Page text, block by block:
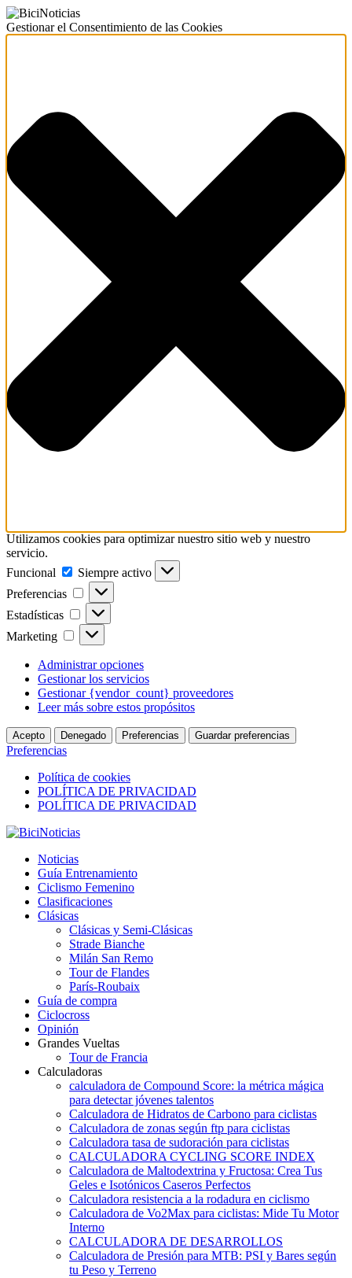
Gestionar el Consentimiento de las Cookies
Utilizamos cookies para optimizar nuestro sitio web y nuestro
servicio.
Funcional
Funcional
Siempre activo
Preferencias
Preferencias
Estadísticas Estadísticas
Marketing Marketing
Administrar opciones
Gestionar los servicios
Gestionar {vendor_count} proveedores
Leer más sobre estos propósitos
Acepto Denegado Preferencias Guardar preferencias
Preferencias
Política de cookies
POLÍTICA DE PRIVACIDAD
POLÍTICA DE PRIVACIDAD
Noticias
Guía Entrenamiento
Ciclismo Femenino
Clasificaciones
Clásicas
Clásicas y Semi-Clásicas
Strade Bianche
Milán San Remo
Tour de Flandes
París-Roubaix
Guía de compra
Ciclocross
Opinión
Grandes Vueltas
Tour de Francia
Calculadoras
calculadora de Compound Score: la métrica mágica
para detectar jóvenes talentos
Calculadora de Hidratos de Carbono para ciclistas
Calculadora de zonas según ftp para ciclistas
Calculadora tasa de sudoración para ciclistas
CALCULADORA CYCLING SCORE INDEX
Calculadora de Maltodextrina y Fructosa: Crea Tus
Geles e Isotónicos Caseros Perfectos
Calculadora resistencia a la rodadura en ciclismo
Calculadora de Vo2Max para ciclistas: Mide Tu Motor
Interno
CALCULADORA DE DESARROLLOS
Calculadora de Presión para MTB: PSI y Bares según
tu Peso y Terreno